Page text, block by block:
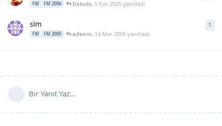
FM FM 2006 Dabulu, 5 Kas 2005yanıtladı
slm
FM FM 2005 adeem, 14 Mar 2005yanıtladı
1
Bir Yanıt Yaz...